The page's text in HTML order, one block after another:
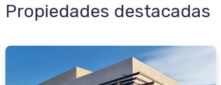
Propiedades destacadas